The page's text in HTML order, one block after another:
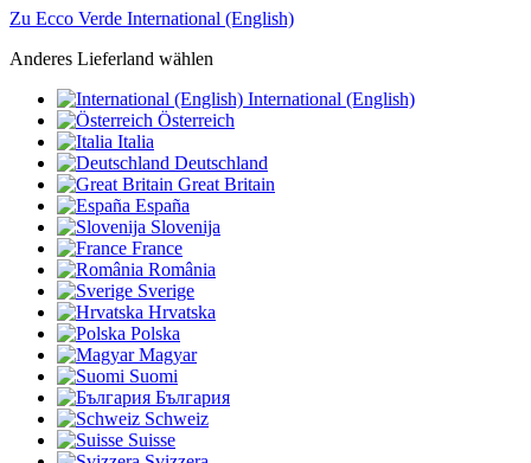
Zu Ecco Verde International (English)
Anderes Lieferland wählen
International (English)
Österreich
Italia
Deutschland
Great Britain
España
Slovenija
France
România
Sverige
Hrvatska
Polska
Magyar
Suomi
България
Schweiz
Suisse